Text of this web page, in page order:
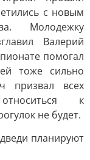
с новым
Молодежку
Валерий
помогал
тоже сильно
призвал всех
к
не будет.
планируют